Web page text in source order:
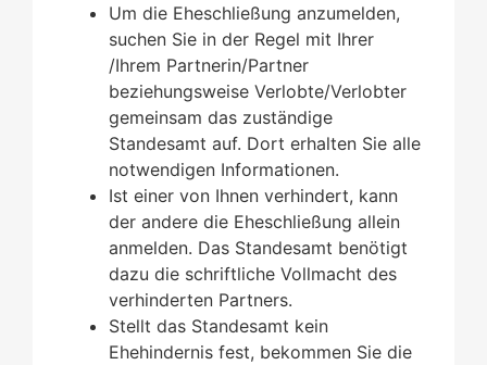
Um die Eheschließung anzumelden,
suchen Sie in der Regel mit Ihrer
/Ihrem Partnerin/Partner
beziehungsweise Verlobte/Verlobter
gemeinsam das zuständige
Standesamt auf. Dort erhalten Sie alle
notwendigen Informationen.
Ist einer von Ihnen verhindert, kann
der andere die Eheschließung allein
anmelden. Das Standesamt benötigt
dazu die schriftliche Vollmacht des
verhinderten Partners.
Stellt das Standesamt kein
Ehehindernis fest, bekommen Sie die